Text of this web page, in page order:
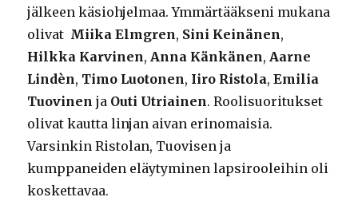
jälkeen käsiohjelmaa. Ymmärtääkseni mukana
olivat Miika Elmgren, Sini Keinänen,
Hilkka Karvinen,Anna Känkänen,Aarne
Lindèn, Timo Luotonen, Iiro Ristola,Emilia
Tuovinenja Outi Utriainen. Roolisuoritukset
olivat kautta linjan aivan erinomaisia.
Varsinkin Ristolan, Tuovisen ja
kumppaneiden eläytyminen lapsirooleihin oli
koskettavaa.